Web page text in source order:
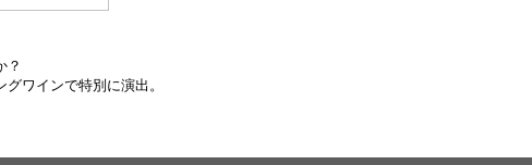
？
ワインで特別に演出。